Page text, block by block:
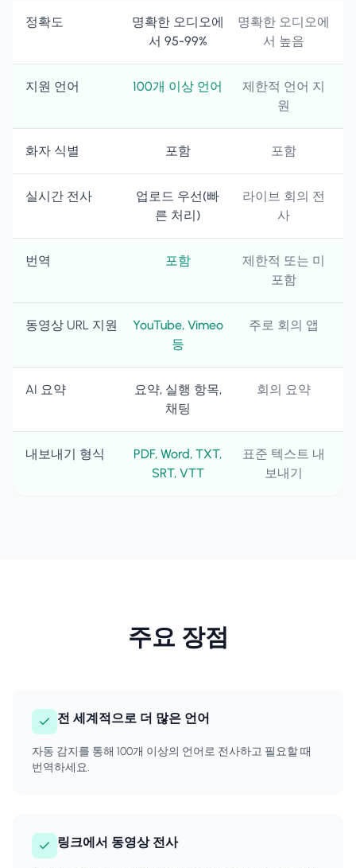
정확도
명확한 오디오에
서 95-99%
명확한 오디오에
서 높음
지원 언어 100개 이상 언어
제한적 언어 지
원
화자 식별 포함 포함
실시간 전사
업로드 우선(빠
른 처리)
라이브 회의 전
사
번역 포함
제한적 또는 미
포함
동영상 URL 지원
YouTube, Vimeo
등
주로 회의 앱
AI 요약
요약, 실행 항목,
채팅
회의 요약
내보내기 형식
PDF, Word, TXT,
SRT, VTT
표준 텍스트 내
보내기
주요 장점
전 세계적으로 더 많은 언어
자동 감지를 통해 100개 이상의 언어로 전사하고 필요할 때
번역하세요.
링크에서 동영상 전사